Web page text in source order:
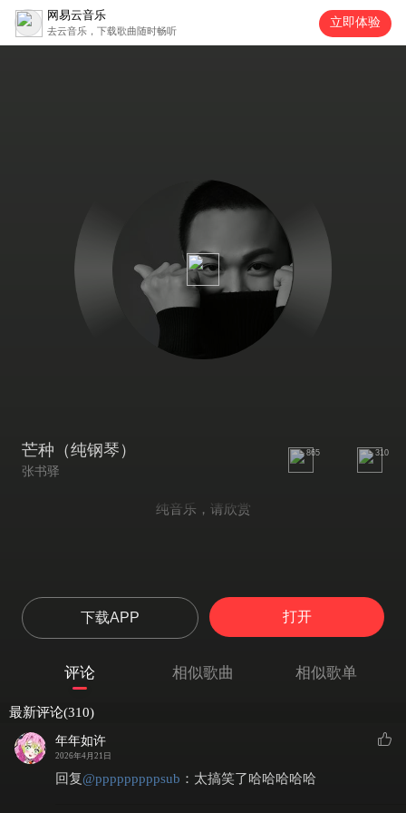
网易云音乐
去云音乐，下载歌曲随时畅听
立即体验
芒种（纯钢琴）
张书驿
865 310
纯音乐，请欣赏
下载APP 打开
评论 相似歌曲 相似歌单
最新评论(310)
年年如许
2026年4月21日
回复@pppppppppsub ： 太搞笑了哈哈哈哈哈